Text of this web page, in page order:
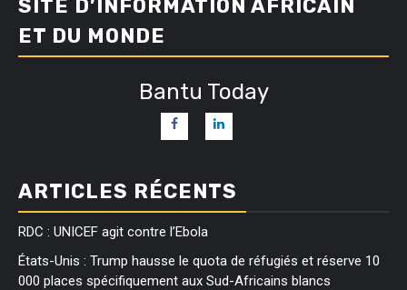
SITE D’INFORMATION AFRICAIN
ET DU MONDE
Bantu Today
ARTICLES RÉCENTS
RDC : UNICEF agit contre l’Ebola
États-Unis : Trump hausse le quota de réfugiés et réserve 10
000 places spécifiquement aux Sud-Africains blancs